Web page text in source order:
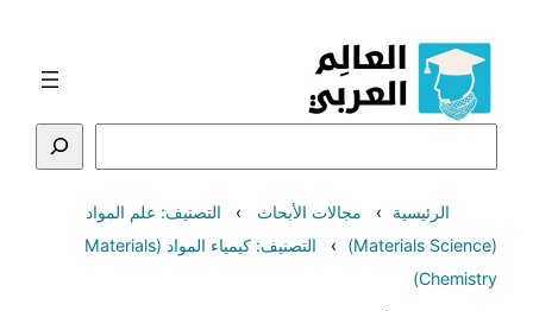
المحتوى
الرئيسية مجالات الأبحاث
التصنيف: علم المواد
(Materials Science)
التصنيف: كيمياء المواد (Materials
Chemistry)